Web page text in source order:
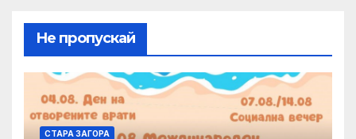
Не пропускай
СТАРА ЗАГОРА